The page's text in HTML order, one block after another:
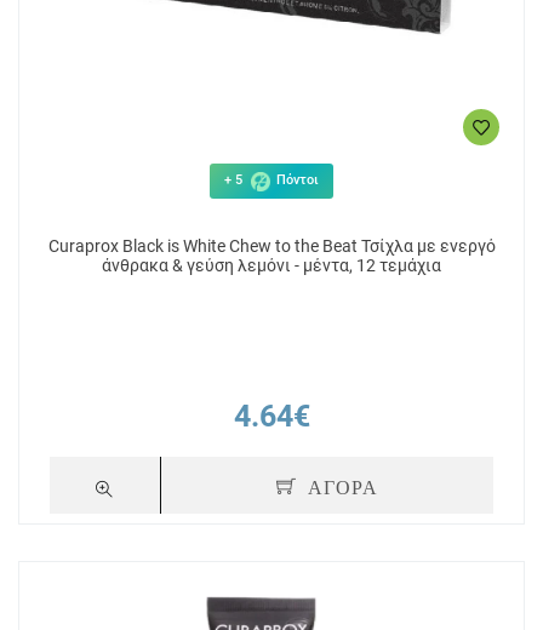
+ 5 Πόντοι
Curaprox Black is White Chew to the Beat Τσίχλα με ενεργό
άνθρακα & γεύση λεμόνι - μέντα, 12 τεμάχια
4.64€
ΑΓΟΡΑ